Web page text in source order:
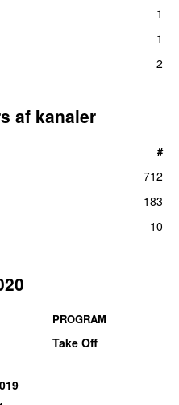
1
1
2
af kanaler
#
712
183
10
PROGRAM
Take Off